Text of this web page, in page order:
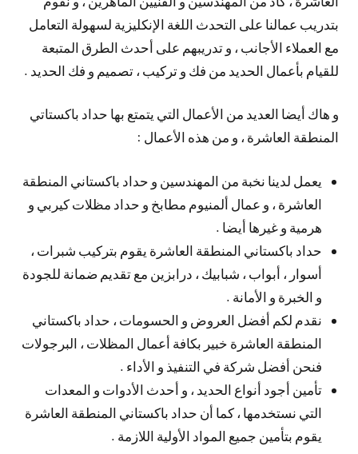
بتدريب عمالنا على التحدث اللغة الإنكليزية لسهولة التعامل
مع العملاء الأجانب ، و تدريبهم على أحدث الطرق المتبعة
للقيام بأعمال الحديد من فك و تركيب ، تصميم و فك الحديد .
و هاك أيضا العديد من الأعمال التي يتمتع بها حداد باكستاتي
المنطقة العاشرة ، و من هذه الأعمال :
يعمل لدينا نخبة من المهندسين و حداد باكستاني المنطقة
العاشرة ، و عمال ألمنيوم مطابخ و حداد مظلات كيربي و
هرمية و غيرها أيضا .
حداد باكستاني المنطقة العاشرة يقوم بتركيب شبرات ،
أسوار ، أبواب ، شبابيك ، درابزين مع تقديم ضمانة للجودة
و الخبرة و الأمانة .
نقدم لكم أفضل العروض و الحسومات ، حداد باكستاني
المنطقة العاشرة خبير بكافة أعمال المظلات ، البرجولات
فنحن أفضل شركة في التنفيذ و الأداء .
تأمين أجود أنواع الحديد ، و أحدث الأدوات و المعدات
التي نستخدمها ، كما أن حداد باكستاني المنطقة العاشرة
يقوم بتأمين جميع المواد الأولية اللازمة .